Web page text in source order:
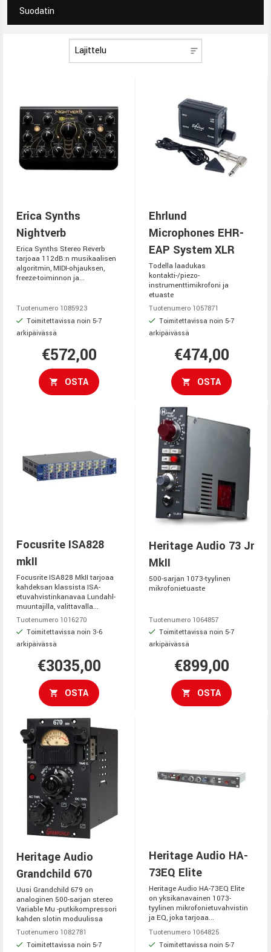
Suodatin
Erica Synths
Nightverb
Erica Synths Stereo Reverb
tarjoaa 112dB:n musikaalisen
algoritmin, MIDI-ohjauksen,
freeze-toiminnon ja...
Tuotenumero 1085923
Toimitettavissa noin 5-7
arkipäivässä
€572,00
OSTA
Ehrlund
Microphones EHR-
EAP System XLR
Todella laadukas
kontakti-/piezo-
instrumenttimikrofoni ja
etuaste
Tuotenumero 1057871
Toimitettavissa noin 5-7
arkipäivässä
€474,00
OSTA
Focusrite ISA828
mkII
Focusrite ISA828 MkII tarjoaa
kahdeksan klassista ISA-
etuvahvistinkanavaa Lundahl-
muuntajilla, valittavalla...
Tuotenumero 1016270
Toimitettavissa noin 3-6
arkipäivässä
€3035,00
OSTA
Heritage Audio 73 Jr
MkII
500-sarjan 1073-tyylinen
mikrofonietuaste
Tuotenumero 1064857
Toimitettavissa noin 5-7
arkipäivässä
€899,00
OSTA
Heritage Audio
Grandchild 670
Uusi Grandchild 679 on
analoginen 500-sarjan stereo
Variable Mu -putkikompressori
kahden slotin moduulissa
Tuotenumero 1082781
Toimitettavissa noin 5-7
Heritage Audio HA-
73EQ Elite
Heritage Audio HA-73EQ Elite
on yksikanavainen 1073-
tyylinen mikrofonietuvahvistin
ja EQ, joka tarjoaa...
Tuotenumero 1064825
Toimitettavissa noin 5-7